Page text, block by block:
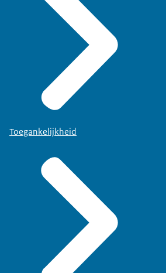
Toegankelijkheid